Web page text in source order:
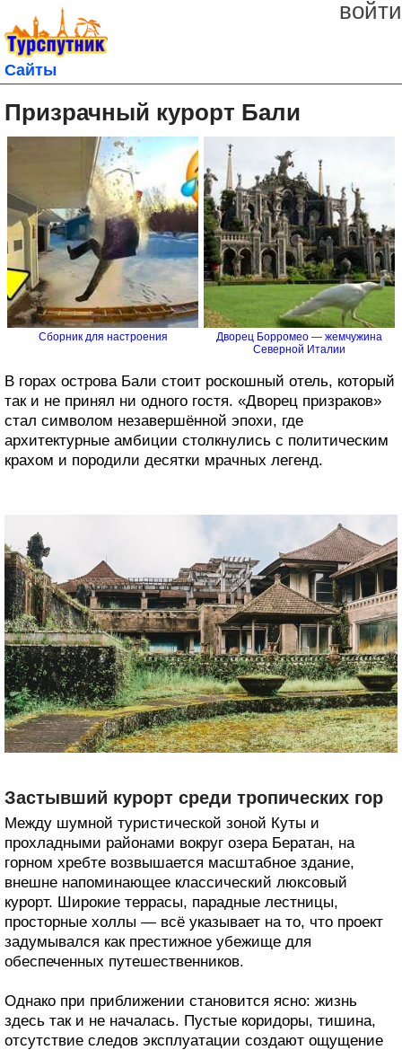
войти
Сайты
Призрачный курорт Бали
Сборник для настроения
Дворец Борромео — жемчужина
Северной Италии
В горах острова Бали стоит роскошный отель, который
так и не принял ни одного гостя. «Дворец призраков»
стал символом незавершённой эпохи, где
архитектурные амбиции столкнулись с политическим
крахом и породили десятки мрачных легенд.
Застывший курорт среди тропических гор
Между шумной туристической зоной Куты и
прохладными районами вокруг озера Бератан, на
горном хребте возвышается масштабное здание,
внешне напоминающее классический люксовый
курорт. Широкие террасы, парадные лестницы,
просторные холлы — всё указывает на то, что проект
задумывался как престижное убежище для
обеспеченных путешественников.
Однако при приближении становится ясно: жизнь
здесь так и не началась. Пустые коридоры, тишина,
отсутствие следов эксплуатации создают ощущение